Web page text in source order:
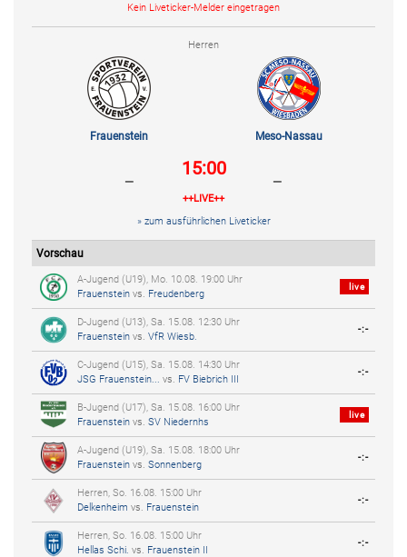
Kein Liveticker-Melder eingetragen
Herren
Frauenstein Meso-Nassau
- 15:00
++LIVE++ -
» zum ausführlichen Liveticker
Vorschau
A-Jugend (U19), Mo. 10.08. 19:00 Uhr
Frauenstein vs. Freudenberg
live
D-Jugend (U13), Sa. 15.08. 12:30 Uhr
Frauenstein vs. VfR Wiesb.
-:-
C-Jugend (U15), Sa. 15.08. 14:30 Uhr
JSG Frauenstein... vs. FV Biebrich III
-:-
B-Jugend (U17), Sa. 15.08. 16:00 Uhr
Frauenstein vs. SV Niedernhs
live
A-Jugend (U19), Sa. 15.08. 18:00 Uhr
Frauenstein vs. Sonnenberg
-:-
Herren, So. 16.08. 15:00 Uhr
Delkenheim vs. Frauenstein
-:-
Herren, So. 16.08. 15:00 Uhr
Hellas Schi. vs. Frauenstein II
-:-